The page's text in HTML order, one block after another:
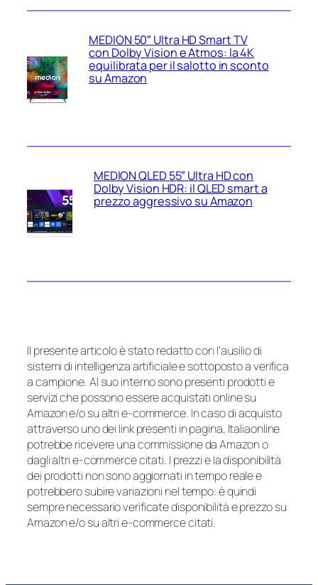
MEDION 50″ Ultra HD Smart TV
con Dolby Vision e Atmos: la 4K
equilibrata per il salotto in sconto
su Amazon
MEDION QLED 55″ Ultra HD con
Dolby Vision HDR: il QLED smart a
prezzo aggressivo su Amazon
Il presente articolo è stato redatto con l’ausilio di
sistemi di intelligenza artificiale e sottoposto a verifica
a campione. Al suo interno sono presenti prodotti e
servizi che possono essere acquistati online su
Amazon e/o su altri e-commerce. In caso di acquisto
attraverso uno dei link presenti in pagina, Italiaonline
potrebbe ricevere una commissione da Amazon o
dagli altri e-commerce citati. I prezzi e la disponibilità
dei prodotti non sono aggiornati in tempo reale e
potrebbero subire variazioni nel tempo: è quindi
sempre necessario verificate disponibilità e prezzo su
Amazon e/o su altri e-commerce citati.